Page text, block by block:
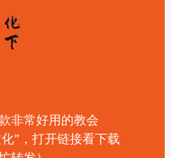
非常好用的教会
”，打开链接看下载